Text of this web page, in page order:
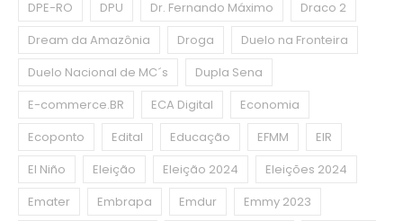
DPE-RO
DPU Dr. Fernando Máximo
Draco 2
Dream da Amazônia
Droga
Duelo na Fronteira
Duelo Nacional de MC´s
Dupla Sena
E-commerce.BR
ECA Digital
Economia
Ecoponto
Edital Educação EFMM
EIR
El Niño
Eleição Eleição 2024
Eleições 2024
Emater
Embrapa Emdur
Emmy 2023